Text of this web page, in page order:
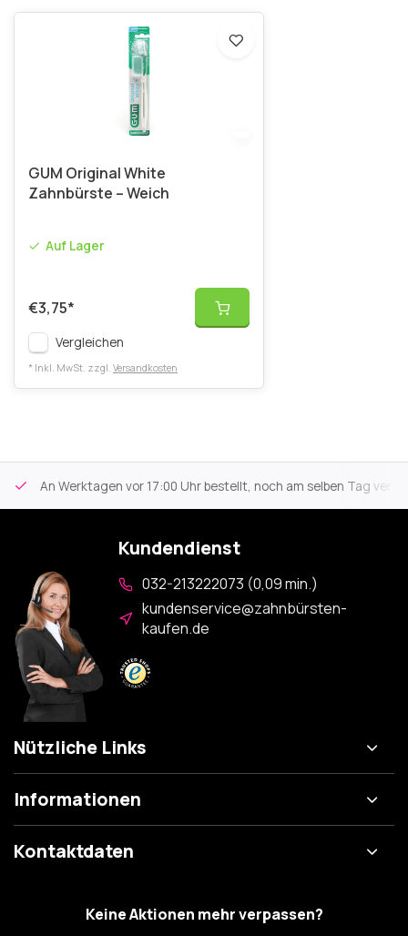
GUM Original White
Zahnbürste – Weich
Auf Lager
€3,75*
Vergleichen
* Inkl. MwSt. zzgl. Versandkosten
An Werktagen vor 17:00 Uhr bestellt, noch am selben Tag
Kundendienst
032-213222073 (0,09 min.)
kundenservice@zahnbürsten-
kaufen.de
Nützliche Links
Informationen
Kontaktdaten
Keine Aktionen mehr verpassen?